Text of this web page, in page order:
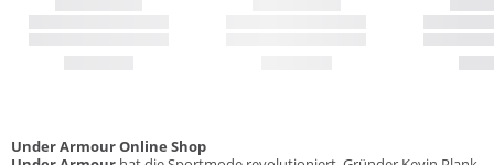
Under Armour Online Shop